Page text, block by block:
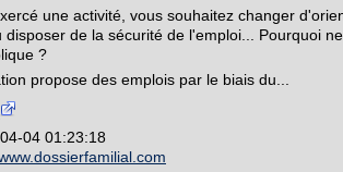
une activité, vous souhaitez changer
disposer de la sécurité de l'emploi... Pourquoi
?
propose des emplois par le biais du...
04 01:23:18